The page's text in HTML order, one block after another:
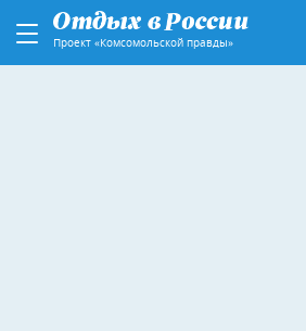
Проект «Комсомольской правды»